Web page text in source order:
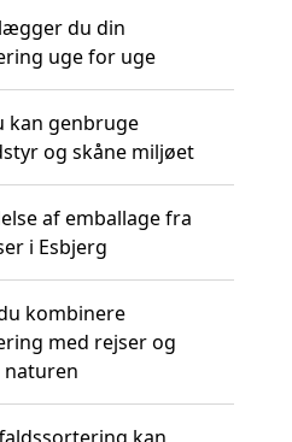
du din
uge for uge
kan genbruge
og skåne miljøet
af emballage fra
i Esbjerg
kombinere
med rejser og
naturen